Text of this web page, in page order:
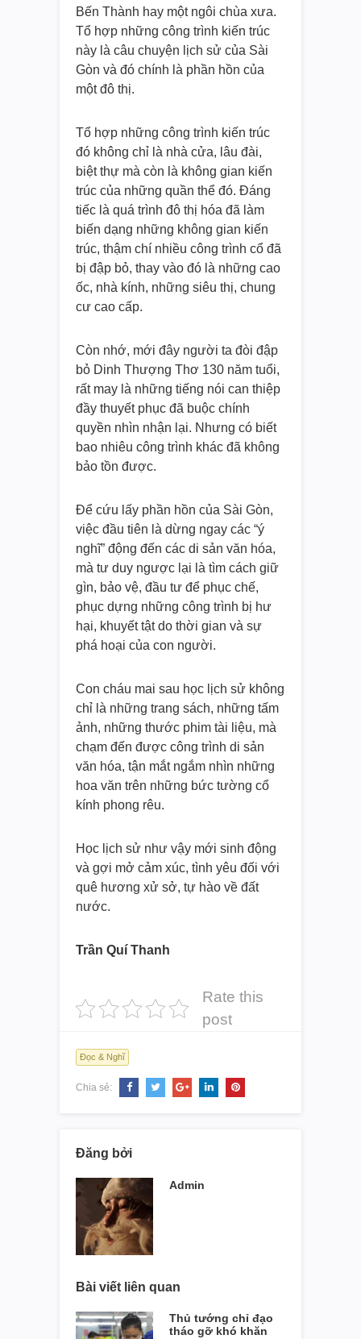
Bến Thành hay một ngôi chùa xưa.
Tổ hợp những công trình kiến trúc
này là câu chuyện lịch sử của Sài
Gòn và đó chính là phần hồn của
một đô thị.
Tổ hợp những công trình kiến trúc
đó không chỉ là nhà cửa, lâu đài,
biệt thự mà còn là không gian kiến
trúc của những quần thể đó. Đáng
tiếc là quá trình đô thị hóa đã làm
biến dạng những không gian kiến
trúc, thậm chí nhiều công trình cổ đã
bị đập bỏ, thay vào đó là những cao
ốc, nhà kính, những siêu thị, chung
cư cao cấp.
Còn nhớ, mới đây người ta đòi đập
bỏ Dinh Thượng Thơ 130 năm tuổi,
rất may là những tiếng nói can thiệp
đầy thuyết phục đã buộc chính
quyền nhìn nhận lại. Nhưng có biết
bao nhiêu công trình khác đã không
bảo tồn được.
Để cứu lấy phần hồn của Sài Gòn,
việc đầu tiên là dừng ngay các “ý
nghĩ” động đến các di sản văn hóa,
mà tư duy ngược lại là tìm cách giữ
gìn, bảo vệ, đầu tư để phục chế,
phục dựng những công trình bị hư
hại, khuyết tật do thời gian và sự
phá hoại của con người.
Con cháu mai sau học lịch sử không
chỉ là những trang sách, những tấm
ảnh, những thước phim tài liệu, mà
chạm đến được công trình di sản
văn hóa, tận mắt ngắm nhìn những
hoa văn trên những bức tường cổ
kính phong rêu.
Học lịch sử như vậy mới sinh động
và gợi mở cảm xúc, tình yêu đối với
quê hương xử sở, tự hào về đất
nước.
Trần Quí Thanh
Rate this
post
Đọc & Nghĩ
Chia sẻ:
Đăng bởi
Admin
Bài viết liên quan
Thủ tướng chỉ đạo
tháo gỡ khó khăn